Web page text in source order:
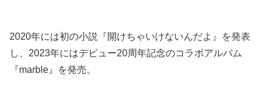
2020年には初の小説『開けちゃいけないんだよ』を発表
し、2023年にはデビュー20周年記念のコラボアルバム
『marble』を発売。